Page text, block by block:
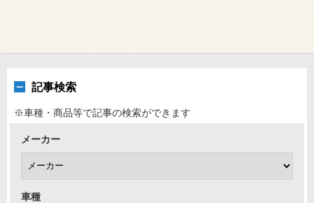
記事検索
※車種・商品等で記事の検索ができます
メーカー
車種